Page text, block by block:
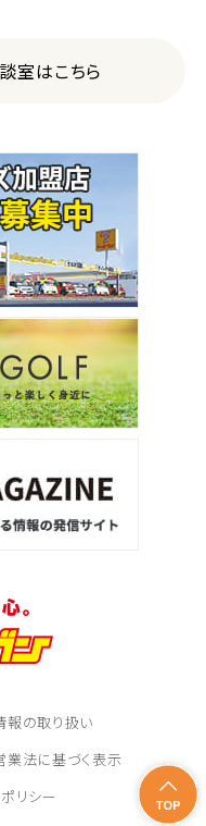
室はこちら
報の取り扱い
業法に基づく表示
リシー